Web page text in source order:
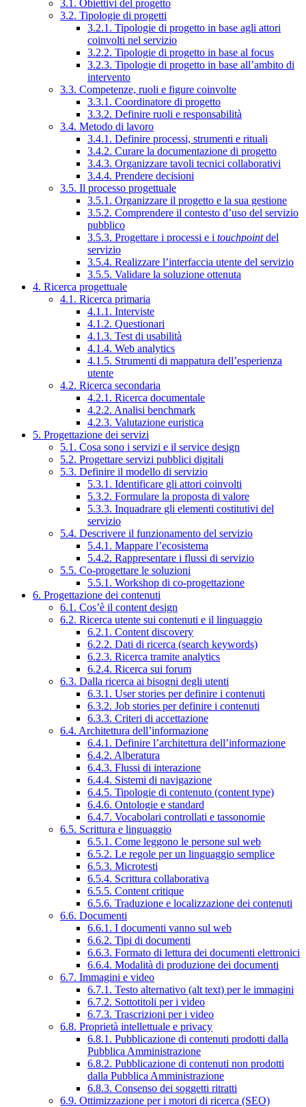
3.1. Obiettivi del progetto
3.2. Tipologie di progetti
3.2.1. Tipologie di progetto in base agli attori
coinvolti nel servizio
3.2.2. Tipologie di progetto in base al focus
3.2.3. Tipologie di progetto in base all’ambito di
intervento
3.3. Competenze, ruoli e figure coinvolte
3.3.1. Coordinatore di progetto
3.3.2. Definire ruoli e responsabilità
3.4. Metodo di lavoro
3.4.1. Definire processi, strumenti e rituali
3.4.2. Curare la documentazione di progetto
3.4.3. Organizzare tavoli tecnici collaborativi
3.4.4. Prendere decisioni
3.5. Il processo progettuale
3.5.1. Organizzare il progetto e la sua gestione
3.5.2. Comprendere il contesto d’uso del servizio
pubblico
3.5.3. Progettare i processi e i touchpointdel
servizio
3.5.4. Realizzare l’interfaccia utente del servizio
3.5.5. Validare la soluzione ottenuta
4. Ricerca progettuale
4.1. Ricerca primaria
4.1.1. Interviste
4.1.2. Questionari
4.1.3. Test di usabilità
4.1.4. Web analytics
4.1.5. Strumenti di mappatura dell’esperienza
utente
4.2. Ricerca secondaria
4.2.1. Ricerca documentale
4.2.2. Analisi benchmark
4.2.3. Valutazione euristica
5. Progettazione dei servizi
5.1. Cosa sono i servizi e il service design
5.2. Progettare servizi pubblici digitali
5.3. Definire il modello di servizio
5.3.1. Identificare gli attori coinvolti
5.3.2. Formulare la proposta di valore
5.3.3. Inquadrare gli elementi costitutivi del
servizio
5.4. Descrivere il funzionamento del servizio
5.4.1. Mappare l’ecosistema
5.4.2. Rappresentare i flussi di servizio
5.5. Co-progettare le soluzioni
5.5.1. Workshop di co-progettazione
6. Progettazione dei contenuti
6.1. Cos’è il content design
6.2. Ricerca utente sui contenuti e il linguaggio
6.2.1. Content discovery
6.2.2. Dati di ricerca (search keywords)
6.2.3. Ricerca tramite analytics
6.2.4. Ricerca sui forum
6.3. Dalla ricerca ai bisogni degli utenti
6.3.1. User stories per definire i contenuti
6.3.2. Job stories per definire i contenuti
6.3.3. Criteri di accettazione
6.4. Architettura dell’informazione
6.4.1. Definire l’architettura dell’informazione
6.4.2. Alberatura
6.4.3. Flussi di interazione
6.4.4. Sistemi di navigazione
6.4.5. Tipologie di contenuto (content type)
6.4.6. Ontologie e standard
6.4.7. Vocabolari controllati e tassonomie
6.5. Scrittura e linguaggio
6.5.1. Come leggono le persone sul web
6.5.2. Le regole per un linguaggio semplice
6.5.3. Microtesti
6.5.4. Scrittura collaborativa
6.5.5. Content critique
6.5.6. Traduzione e localizzazione dei contenuti
6.6. Documenti
6.6.1. I documenti vanno sul web
6.6.2. Tipi di documenti
6.6.3. Formato di lettura dei documenti elettronici
6.6.4. Modalità di produzione dei documenti
6.7. Immagini e video
6.7.1. Testo alternativo (alt text) per le immagini
6.7.2. Sottotitoli per i video
6.7.3. Trascrizioni per i video
6.8. Proprietà intellettuale e privacy
6.8.1. Pubblicazione di contenuti prodotti dalla
Pubblica Amministrazione
6.8.2. Pubblicazione di contenuti non prodotti
dalla Pubblica Amministrazione
6.8.3. Consenso dei soggetti ritratti
6.9. Ottimizzazione per i motori di ricerca (SEO)